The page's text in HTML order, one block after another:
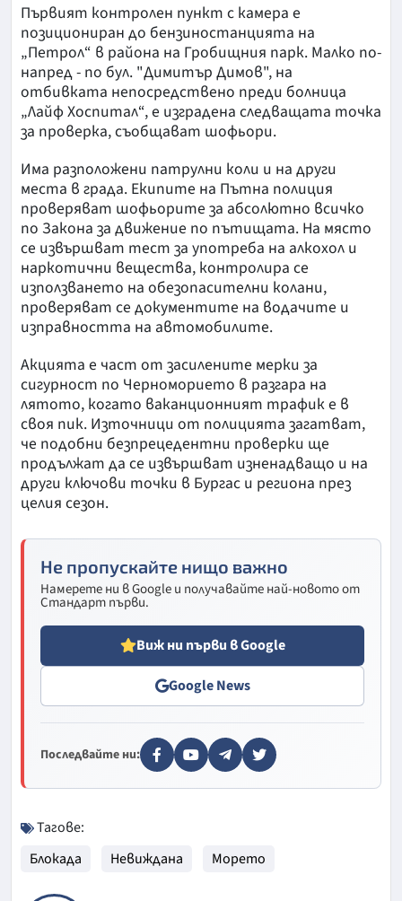
Първият контролен пункт с камера е
позициониран до бензиностанцията на
„Петрол“ в района на Гробищния парк. Малко по-
напред - по бул. "Димитър Димов", на
отбивката непосредствено преди болница
„Лайф Хоспитал“, е изградена следващата точка
за проверка, съобщават шофьори.
Има разположени патрулни коли и на други
места в града. Екипите на Пътна полиция
проверяват шофьорите за абсолютно всичко
по Закона за движение по пътищата. На място
се извършват тест за употреба на алкохол и
наркотични вещества, контролира се
използването на обезопасителни колани,
проверяват се документите на водачите и
изправността на автомобилите.
Акцията е част от засилените мерки за
сигурност по Черноморието в разгара на
лятото, когато ваканционният трафик е в
своя пик. Източници от полицията загатват,
че подобни безпрецедентни проверки ще
продължат да се извършват изненадващо и на
други ключови точки в Бургас и региона през
целия сезон.
Не пропускайте нищо важно
Намерете ни в Google и получавайте най-новото от
Стандарт първи.
Виж ни първи в Google
Google News
Последвайте ни:
Тагове:
Блокада
Невиждана Морето